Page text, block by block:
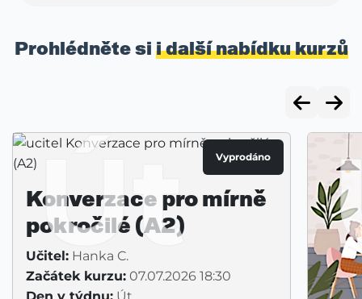
Prohlédněte si i další nabídku kurzů
Vyprodáno
Út
Konverzace pro mírně
pokročilé (A2)
Učitel: Hanka C.
Začátek kurzu: 07.07.2026 18:30